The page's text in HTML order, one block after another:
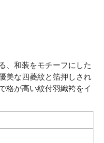
、和装をモチーフにした
美な四菱紋と箔押しされ
格が高い紋付羽織袴をイ